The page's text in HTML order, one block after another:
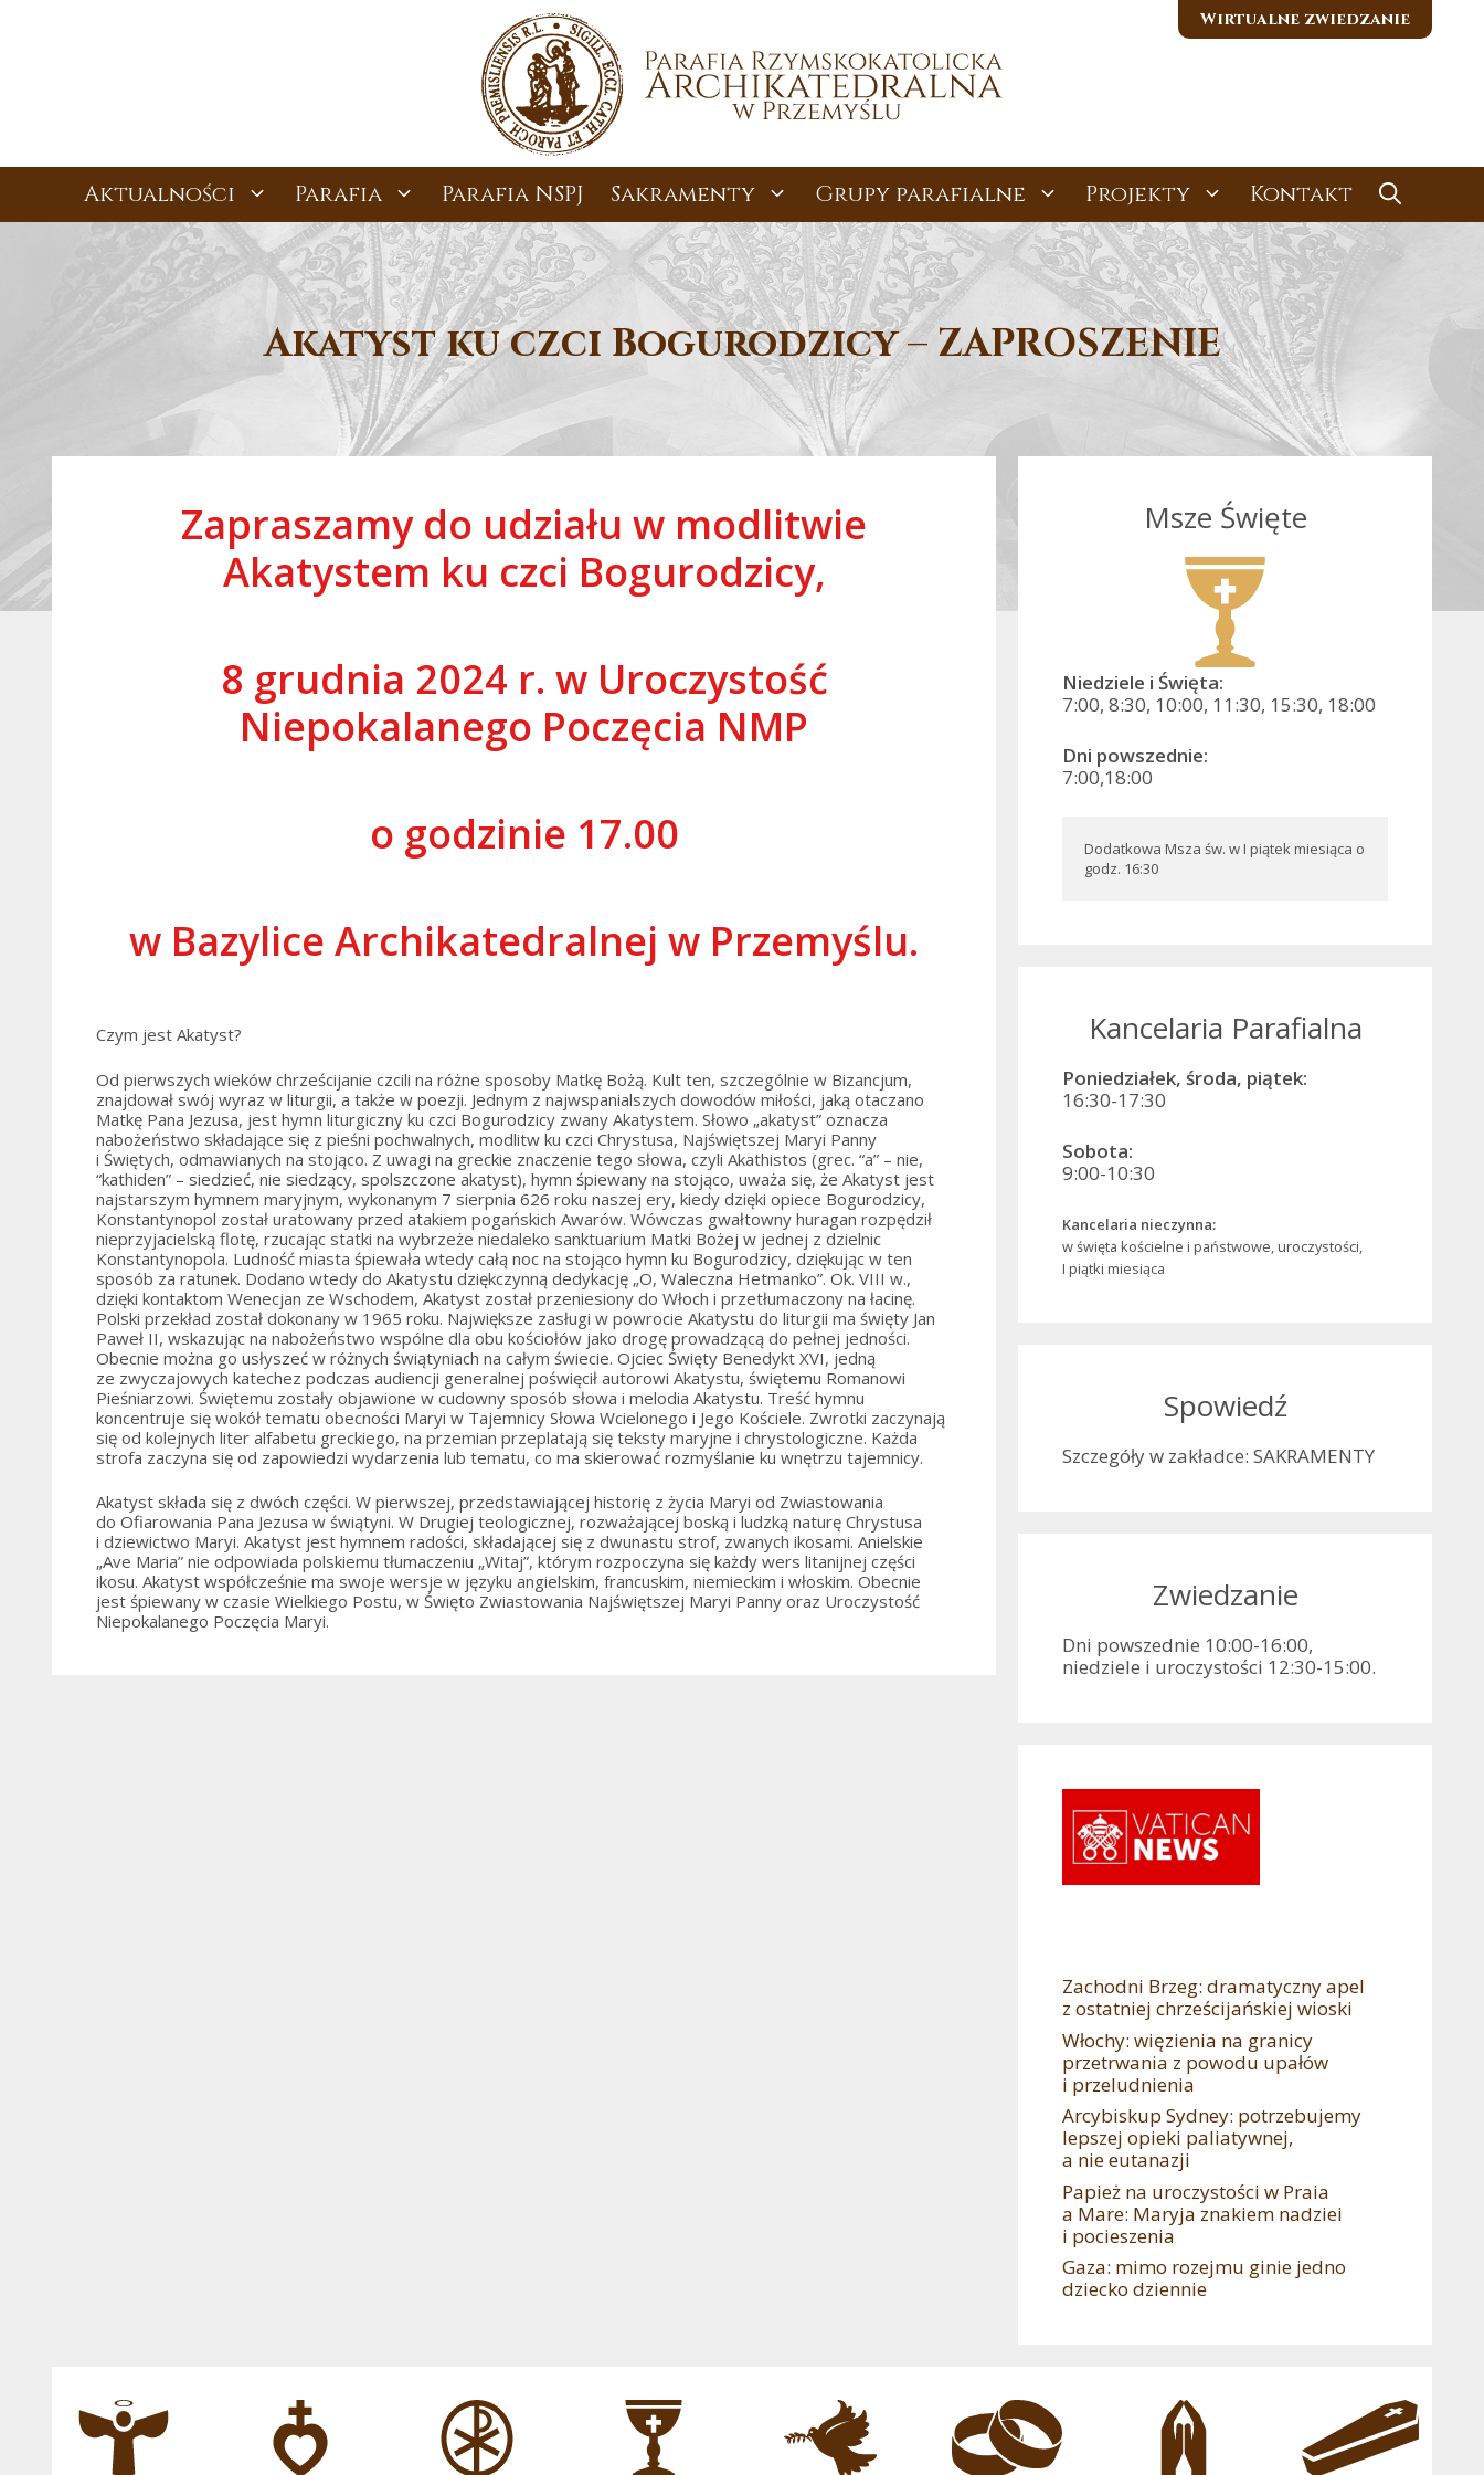
Wirtualne zwiedzanie
Aktualności Parafia Parafia NSPJ Sakramenty Grupy parafialne Projekty Kontakt
Akatyst ku czci Bogurodzicy – ZAPROSZENIE
Zapraszamy do udziału w modlitwie
Akatystem ku czci Bogurodzicy,
8 grudnia 2024 r. w Uroczystość
Niepokalanego Poczęcia NMP
o godzinie 17.00
w Bazylice Archikatedralnej w Przemyślu.
Czym jest Akatyst?
Od pierwszych wieków chrześcijanie czcili na różne sposoby Matkę Bożą. Kult ten, szczególnie w Bizancjum,
znajdował swój wyraz w liturgii, a także w poezji. Jednym z najwspanialszych dowodów miłości, jaką otaczano
Matkę Pana Jezusa, jest hymn liturgiczny ku czci Bogurodzicy zwany Akatystem. Słowo „akatyst” oznacza
nabożeństwo składające się z pieśni pochwalnych, modlitw ku czci Chrystusa, Najświętszej Maryi Panny
i Świętych, odmawianych na stojąco. Z uwagi na greckie znaczenie tego słowa, czyli Akathistos (grec. “a” – nie,
“kathiden” – siedzieć, nie siedzący, spolszczone akatyst), hymn śpiewany na stojąco, uważa się, że Akatyst jest
najstarszym hymnem maryjnym, wykonanym 7 sierpnia 626 roku naszej ery, kiedy dzięki opiece Bogurodzicy,
Konstantynopol został uratowany przed atakiem pogańskich Awarów. Wówczas gwałtowny huragan rozpędził
nieprzyjacielską flotę, rzucając statki na wybrzeże niedaleko sanktuarium Matki Bożej w jednej z dzielnic
Konstantynopola. Ludność miasta śpiewała wtedy całą noc na stojąco hymn ku Bogurodzicy, dziękując w ten
sposób za ratunek. Dodano wtedy do Akatystu dziękczynną dedykację „O, Waleczna Hetmanko”. Ok. VIII w.,
dzięki kontaktom Wenecjan ze Wschodem, Akatyst został przeniesiony do Włoch i przetłumaczony na łacinę.
Polski przekład został dokonany w 1965 roku. Największe zasługi w powrocie Akatystu do liturgii ma święty Jan
Paweł II, wskazując na nabożeństwo wspólne dla obu kościołów jako drogę prowadzącą do pełnej jedności.
Obecnie można go usłyszeć w różnych świątyniach na całym świecie. Ojciec Święty Benedykt XVI, jedną
ze zwyczajowych katechez podczas audiencji generalnej poświęcił autorowi Akatystu, świętemu Romanowi
Pieśniarzowi. Świętemu zostały objawione w cudowny sposób słowa i melodia Akatystu. Treść hymnu
koncentruje się wokół tematu obecności Maryi w Tajemnicy Słowa Wcielonego i Jego Kościele. Zwrotki zaczynają
się od kolejnych liter alfabetu greckiego, na przemian przeplatają się teksty maryjne i chrystologiczne. Każda
strofa zaczyna się od zapowiedzi wydarzenia lub tematu, co ma skierować rozmyślanie ku wnętrzu tajemnicy.
Akatyst składa się z dwóch części. W pierwszej, przedstawiającej historię z życia Maryi od Zwiastowania
do Ofiarowania Pana Jezusa w świątyni. W Drugiej teologicznej, rozważającej boską i ludzką naturę Chrystusa
i dziewictwo Maryi. Akatyst jest hymnem radości, składającej się z dwunastu strof, zwanych ikosami. Anielskie
„Ave Maria” nie odpowiada polskiemu tłumaczeniu „Witaj”, którym rozpoczyna się każdy wers litanijnej części
ikosu. Akatyst współcześnie ma swoje wersje w języku angielskim, francuskim, niemieckim i włoskim. Obecnie
jest śpiewany w czasie Wielkiego Postu, w Święto Zwiastowania Najświętszej Maryi Panny oraz Uroczystość
Niepokalanego Poczęcia Maryi.
Msze Święte
Niedziele i Święta:
7:00, 8:30, 10:00, 11:30, 15:30, 18:00
Dni powszednie:
7:00,18:00
Dodatkowa Msza św. w I piątek miesiąca o
godz. 16:30
Kancelaria Parafialna
Poniedziałek, środa, piątek:
16:30-17:30
Sobota:
9:00-10:30
Kancelaria nieczynna:
w święta kościelne i państwowe, uroczystości,
I piątki miesiąca
Spowiedź
Szczegóły w zakładce: SAKRAMENTY
Zwiedzanie
Dni powszednie 10:00-16:00,
niedziele i uroczystości 12:30-15:00.
Zachodni Brzeg: dramatyczny apel
z ostatniej chrześcijańskiej wioski
Włochy: więzienia na granicy
przetrwania z powodu upałów
i przeludnienia
Arcybiskup Sydney: potrzebujemy
lepszej opieki paliatywnej,
a nie eutanazji
Papież na uroczystości w Praia
a Mare: Maryja znakiem nadziei
i pocieszenia
Gaza: mimo rozejmu ginie jedno
dziecko dziennie